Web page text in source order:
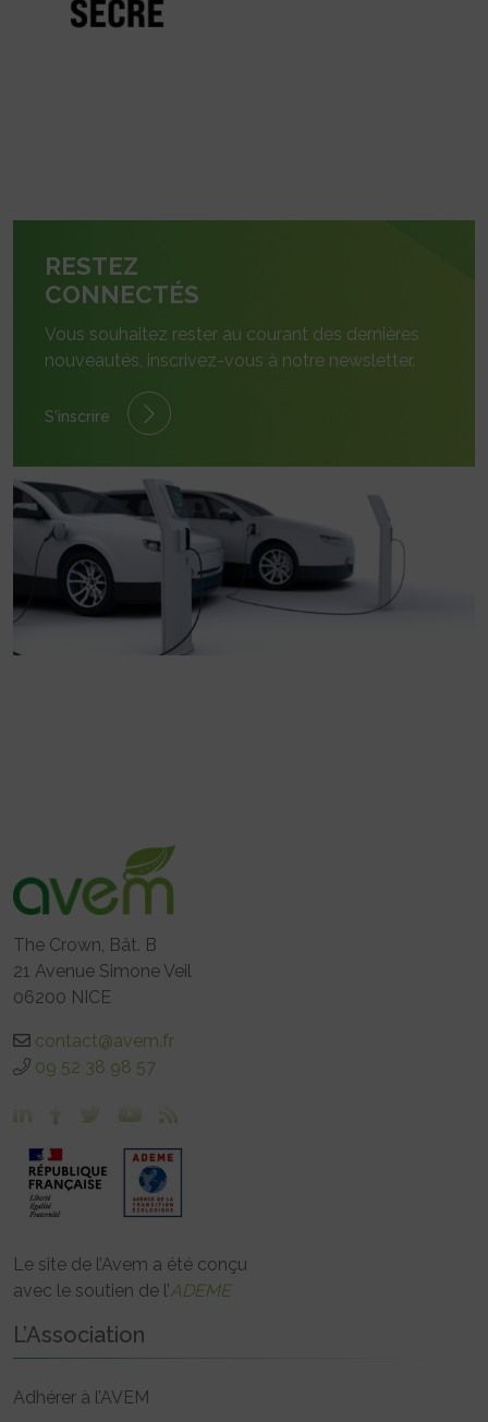
RESTEZ
CONNECTÉS
Vous souhaitez rester au courant des dernières
nouveautés, inscrivez-vous à notre newsletter.
S'inscrire
The Crown, Bât. B
21 Avenue Simone Veil
06200 NICE
contact@avem.fr
09 52 38 98 57
Le site de l’Avem a été conçu
avec le soutien de l’ADEME
L’Association
Adhérer à l’AVEM